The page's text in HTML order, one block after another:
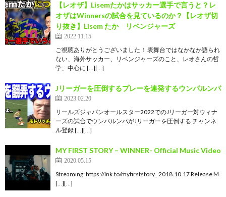
【レオザ】Lisemたかはサッカー選手で言うと？レ
オザはWinnersの試合を見ているのか？【レオザ切
り抜き】Lisem たか リベンジャーズ
2022.11.15
ご視聴ありがとうございました！ 表舞台ではなかなか語られ
ない、海外サッカー、リベンジャーズのこと、レオさんの哲
学、中心に […][…]
Jリーガーを圧倒するプレーを連発するウンパルンパ
2023.02.20
リールズジャパンオールスター2022でのJリーガー対ウィナ
ーズの試合でウンパルンパがJリーガーを圧倒する チャンネ
ル登録 […][…]
MY FIRST STORY – WINNER- Official Music Video
2020.05.15
Streaming: https://lnk.to/myfirststory_ 2018.10.17 Release M
[…][…]